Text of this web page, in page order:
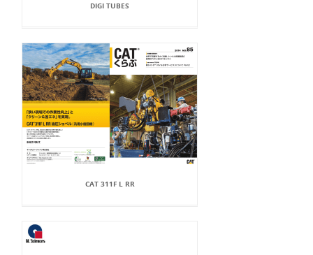
DIGI TUBES
CAT 311F L RR